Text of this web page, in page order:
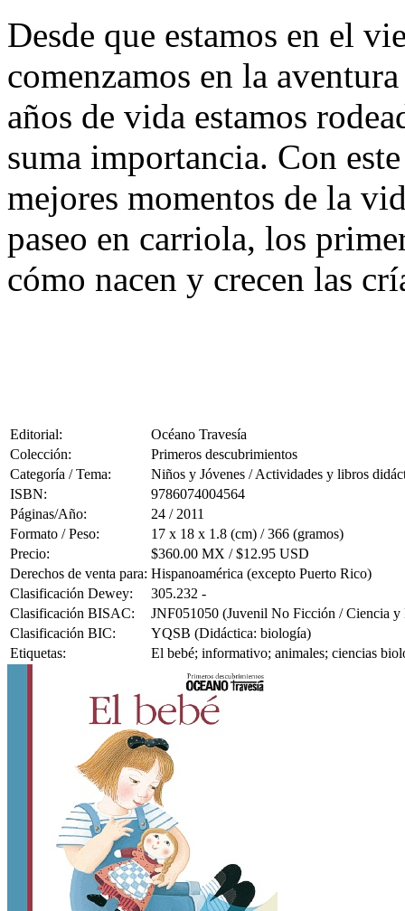
Desde que estamos en el
comenzamos en la
años de vida estamos
suma importancia. Con
mejores momentos de la
paseo en carriola, los
cómo nacen y crecen las
Editorial:
Océano Travesía
Colección:
Primeros descubrimientos
Categoría / Tema:
Niños y Jóvenes / Actividades y libros
ISBN:
9786074004564
Páginas/Año:
24 / 2011
Formato / Peso:
17 x 18 x 1.8 (cm) / 366 (gramos)
Precio:
$360.00 MX / $12.95 USD
Derechos de venta para: Hispanoamérica (excepto Puerto Rico)
Clasificación Dewey:
305.232 -
Clasificación BISAC:
JNF051050 (Juvenil No Ficción / Ciencia
Clasificación BIC:
YQSB (Didáctica: biología)
Etiquetas:
El bebé; informativo; animales; ciencias